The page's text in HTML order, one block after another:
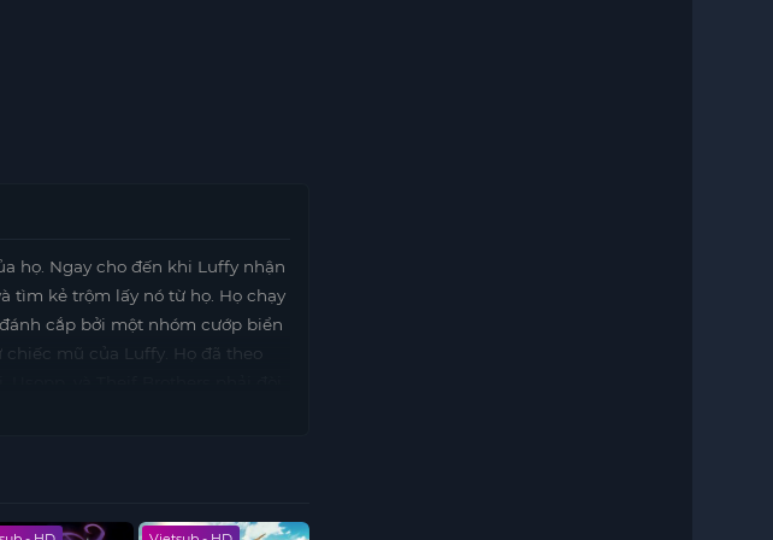
họ. Ngay cho đến khi Luffy nhận
tìm kẻ trộm lấy nó từ họ. Họ chạy
cắp bởi một nhóm cướp biển
mũ của Luffy. Họ đã theo